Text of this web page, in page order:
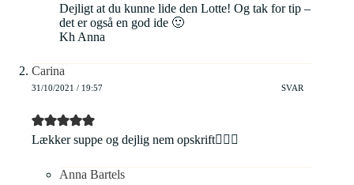
Dejligt at du kunne lide den Lotte! Og tak for tip –
det er også en god ide 🙂
Kh Anna
Carina
31/10/2021 / 19:57 SVAR
Lækker suppe og dejlig nem opskrift👌🏻🎃
Anna Bartels